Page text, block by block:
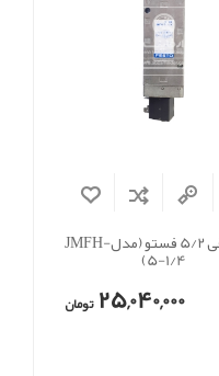
شیر برقی 5/2 فستو (مدلJMFH-
5-1/4)
25,040,000 تومان